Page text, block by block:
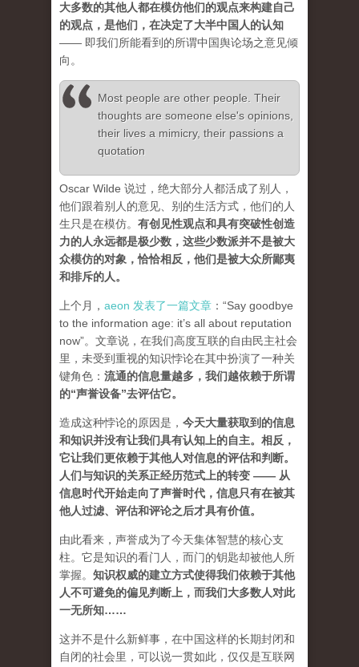
大多数的其他人都在模仿他们的观点来构建自己
的观点，是他们，在决定了大半中国人的认知
—— 即我们所能看到的所谓中国舆论场之意见倾
向。
Most people are other people. Their
thoughts are someone else's opinions,
their lives a mimicry, their passions a
quotation
Oscar Wilde 说过，绝大部分人都活成了别人，
他们跟着别人的意见、别的生活方式，他们的人
生只是在模仿。 有创见性观点和具有突破性创造
力的人永远都是极少数，这些少数派并不是被大
众模仿的对象，恰恰相反，他们是被大众所鄙夷
和排斥的人。
上个月， aeon 发表了一篇文章 ：“Say goodbye
to the information age: it’s all about reputation
now”。文章说，在我们高度互联的自由民主社会
里，未受到重视的知识悖论在其中扮演了一种关
键角色： 流通的信息量越多，我们越依赖于所谓
的“声誉设备”去评估它。
造成这种悖论的原因是， 今天大量获取到的信息
和知识并没有让我们具有认知上的自主。相反，
它让我们更依赖于其他人对信息的评估和判断。
人们与知识的关系正经历范式上的转变 —— 从
信息时代开始走向了声誉时代，信息只有在被其
他人过滤、评估和评论之后才具有价值。
由此看来，声誉成为了今天集体智慧的核心支
柱。它是知识的看门人，而门的钥匙却被他人所
掌握。 知识权威的建立方式使得我们依赖于其他
人不可避免的偏见判断上，而我们大多数人对此
一无所知……
这并不是什么新鲜事，在中国这样的长期封闭和
自闭的社会里，可以说一贯如此，仅仅是互联网